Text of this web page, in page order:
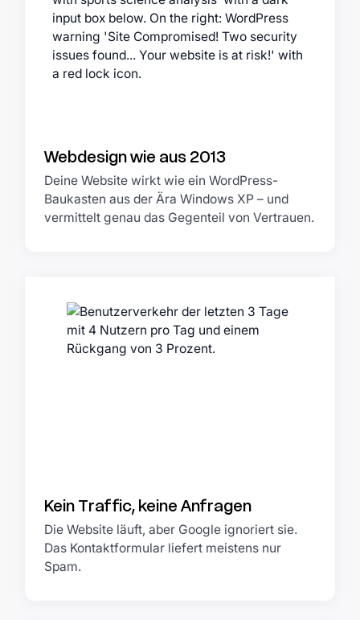
Webdesign wie aus 2013
Deine Website wirkt wie ein WordPress-
Baukasten aus der Ära Windows XP – und
vermittelt genau das Gegenteil von Vertrauen.
Kein Traffic, keine Anfragen
Die Website läuft, aber Google ignoriert sie.
Das Kontaktformular liefert meistens nur
Spam.